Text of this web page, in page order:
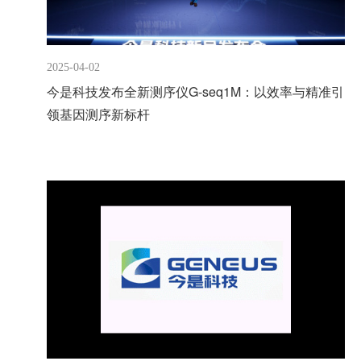
2025-04-02
今是科技发布全新测序仪G-seq1M：以效率与精准引
领基因测序新标杆